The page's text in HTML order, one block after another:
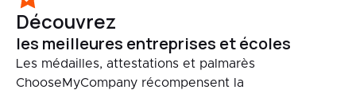
Découvrez
les meilleures entreprises et écoles
Les médailles, attestations et palmarès
ChooseMyCompany récompensent la